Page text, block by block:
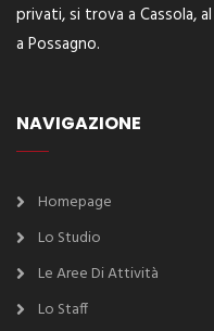
privati, si trova a Cassola,
a Possagno.
NAVIGAZIONE
Homepage
Lo Studio
Le Aree Di Attività
Lo Staff